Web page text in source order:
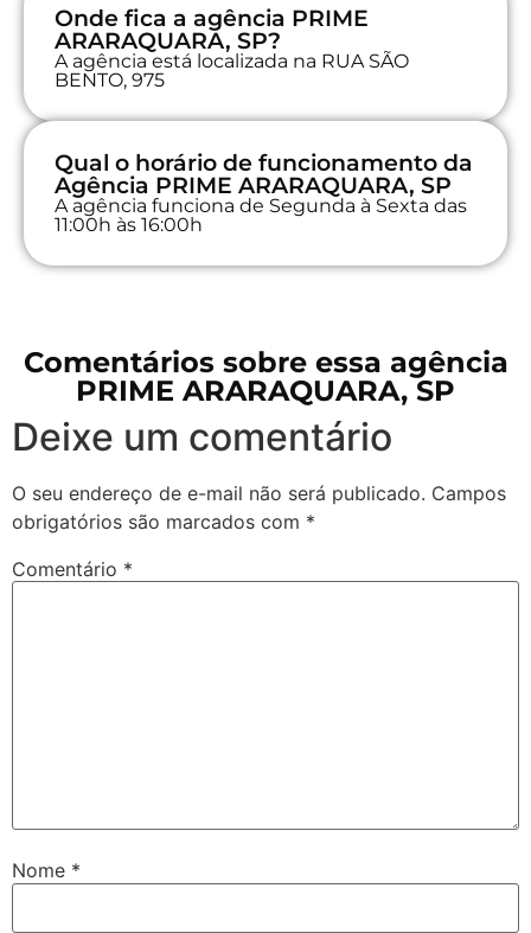
Onde fica a agência PRIME
ARARAQUARA, SP?
A agência está localizada na RUA SÃO
BENTO, 975
Qual o horário de funcionamento da
Agência PRIME ARARAQUARA, SP
A agência funciona de Segunda à Sexta das
11:00h às 16:00h
Comentários sobre essa agência
PRIME ARARAQUARA, SP
Deixe um comentário
O seu endereço de e-mail não será publicado. Campos
obrigatórios são marcados com *
Comentário *
Nome *